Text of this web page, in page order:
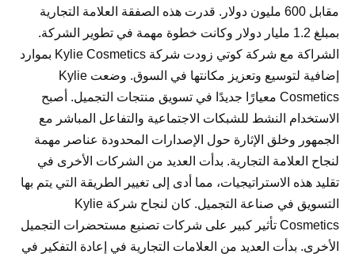
مقابل 600 مليون دولار. قدرت هذه الصفقة العلامة التجارية
بمبلغ 1.2 مليار دولار وكانت خطوة مهمة في تطوير الشركة.
الشراكة مع شركة كوتي زودت شركة Kylie Cosmetics بموارد
إضافية لتوسيع وتعزيز مكانتها في السوق. وضعت Kylie
Cosmetics معيارًا جديدًا في تسويق منتجات التجميل. أصبح
الاستخدام النشط للشبكات الاجتماعية والتفاعل المباشر مع
الجمهور وخلق الإثارة حول الإصدارات المحدودة عناصر مهمة
لنجاح العلامة التجارية. بدأت العديد من الشركات الأخرى في
تقليد هذه الاستراتيجيات، مما أدى إلى تغيير الطريقة التي يتم بها
التسويق في صناعة التجميل. كان لنجاح شركة Kylie
Cosmetics تأثير كبير على شركات تصنيع مستحضرات التجميل
الأخرى. بدأت العديد من العلامات التجارية في إعادة التفكير في